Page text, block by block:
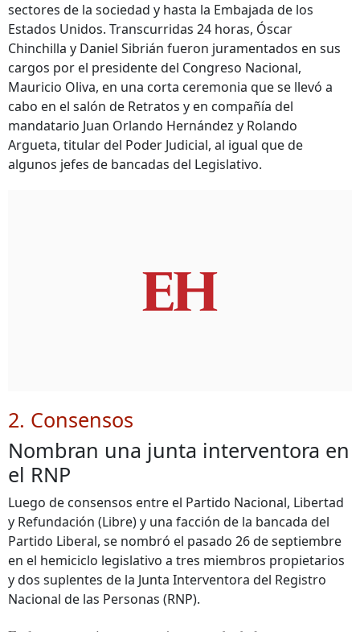
sectores de la sociedad y hasta la Embajada de los
Estados Unidos. Transcurridas 24 horas, Óscar
Chinchilla y Daniel Sibrián fueron juramentados en sus
cargos por el presidente del Congreso Nacional,
Mauricio Oliva, en una corta ceremonia que se llevó a
cabo en el salón de Retratos y en compañía del
mandatario Juan Orlando Hernández y Rolando
Argueta, titular del Poder Judicial, al igual que de
algunos jefes de bancadas del Legislativo.
2. Consensos
Nombran una junta interventora en
el RNP
Luego de consensos entre el Partido Nacional, Libertad
y Refundación (Libre) y una facción de la bancada del
Partido Liberal, se nombró el pasado 26 de septiembre
en el hemiciclo legislativo a tres miembros propietarios
y dos suplentes de la Junta Interventora del Registro
Nacional de las Personas (RNP).